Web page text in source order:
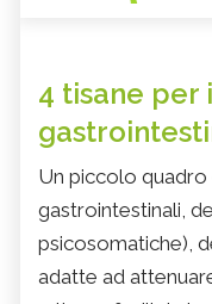
4 tisane per
Un piccolo quadro
gastrointestinali,
psicosomatiche),
adatte ad